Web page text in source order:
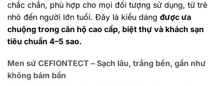
chắc chắn, phù hợp cho mọi đối tượng sử dụng, từ trẻ
nhỏ đến người lớn tuổi. Đây là kiểu dáng được ưa
chuộng trong căn hộ cao cấp, biệt thự và khách sạn
tiêu chuẩn 4–5 sao.
Men sứ CEFIONTECT – Sạch lâu, trắng bền, gần như
không bám bẩn